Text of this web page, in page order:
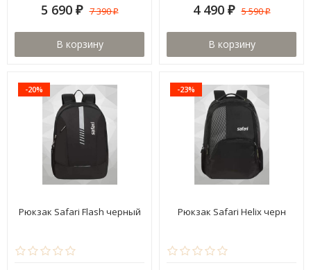
5 690 ₽ 7 390₽
В корзину
4 490 ₽ 5 590₽
В корзину
-20%
Рюкзак Safari Flash черный
-23%
Рюкзак Safari Helix черн